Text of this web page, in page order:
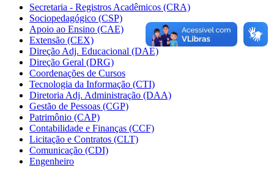
Secretaria - Registros Acadêmicos (CRA)
Sociopedagógico (CSP)
Apoio ao Ensino (CAE)
Extensão (CEX)
Direção Adj. Educacional (DAE)
Direção Geral (DRG)
Coordenações de Cursos
Tecnologia da Informação (CTI)
Diretoria Adj. Administração (DAA)
Gestão de Pessoas (CGP)
Patrimônio (CAP)
Contabilidade e Finanças (CCF)
Licitação e Contratos (CLT)
Comunicação (CDI)
Engenheiro